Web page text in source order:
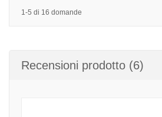
1-5 di 16 domande
Recensioni prodotto (6)